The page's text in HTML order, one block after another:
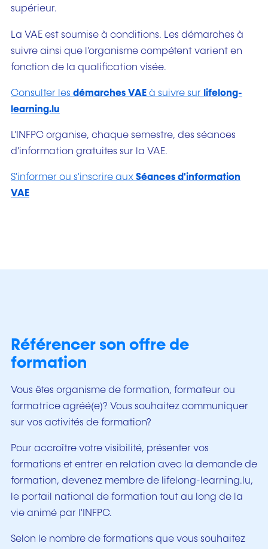
supérieur.
La VAE est soumise à conditions. Les démarches à
suivre ainsi que l'organisme compétent varient en
fonction de la qualification visée.
Consulter les démarches VAE à suivre sur lifelong-
learning.lu
L'INFPC organise, chaque semestre, des séances
d'information gratuites sur la VAE.
S'informer ou s'inscrire aux Séances d'information
VAE
Référencer son offre de
formation
Vous êtes organisme de formation, formateur ou
formatrice agréé(e)? Vous souhaitez communiquer
sur vos activités de formation?
Pour accroître votre visibilité, présenter vos
formations et entrer en relation avec la demande de
formation, devenez membre de lifelong-learning.lu,
le portail national de formation tout au long de la
vie animé par l'INFPC.
Selon le nombre de formations que vous souhaitez